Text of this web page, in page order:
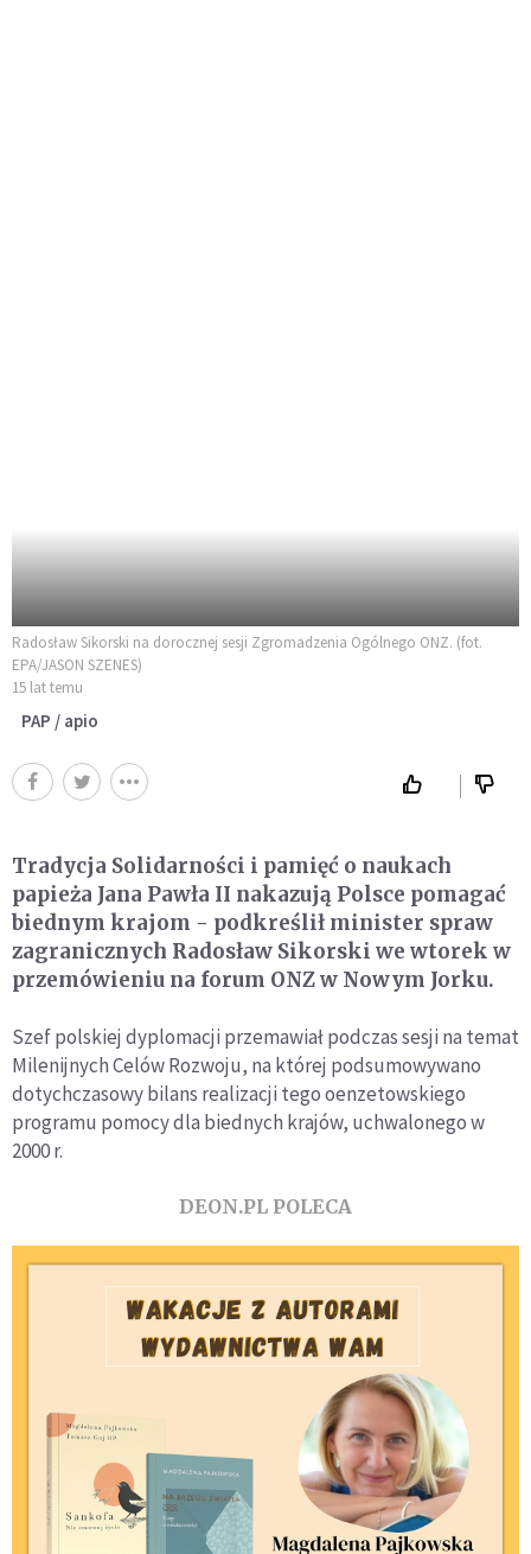
Radosław Sikorski na dorocznej sesji Zgromadzenia Ogólnego ONZ. (fot.
EPA/JASON SZENES)
15 lat temu
PAP / apio
Tradycja Solidarności i pamięć o naukach
papieża Jana Pawła II nakazują Polsce pomagać
biednym krajom - podkreślił minister spraw
zagranicznych Radosław Sikorski we wtorek w
przemówieniu na forum ONZ w Nowym Jorku.
Szef polskiej dyplomacji przemawiał podczas sesji na temat
Milenijnych Celów Rozwoju, na której podsumowywano
dotychczasowy bilans realizacji tego oenzetowskiego
programu pomocy dla biednych krajów, uchwalonego w
2000 r.
DEON.PL POLECA